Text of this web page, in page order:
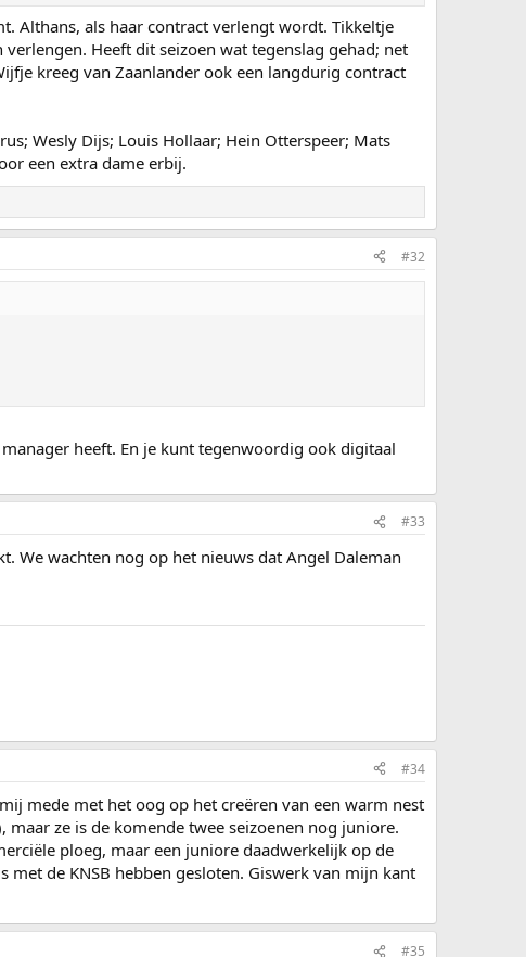
Althans, als haar contract verlengt wordt. Tikkeltje
Heeft dit seizoen wat tegenslag gehad; net
kreeg van Zaanlander ook een langdurig contract
Wesly Dijs; Louis Hollaar; Hein Otterspeer; Mats
een extra dame erbij.
#32
heeft. En je kunt tegenwoordig ook digitaal
#33
We wachten nog op het nieuws dat Angel Daleman
#34
mede met het oog op het creëren van een warm nest
ze is de komende twee seizoenen nog juniore.
ploeg, maar een juniore daadwerkelijk op de
de KNSB hebben gesloten. Giswerk van mijn kant
#35